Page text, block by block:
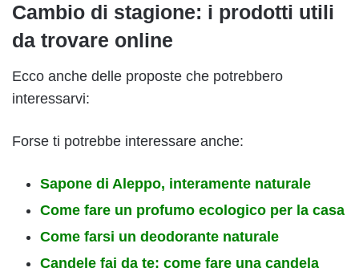
Cambio di stagione: i prodotti utili
da trovare online
Ecco anche delle proposte che potrebbero
interessarvi:
Forse ti potrebbe interessare anche:
Sapone di Aleppo, interamente naturale
Come fare un profumo ecologico per la casa
Come farsi un deodorante naturale
Candele fai da te: come fare una candela